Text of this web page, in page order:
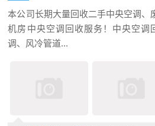
本公司长期大量回收二手中央空调、
机房中央空调回收服务！中央空调
调、风冷管道...